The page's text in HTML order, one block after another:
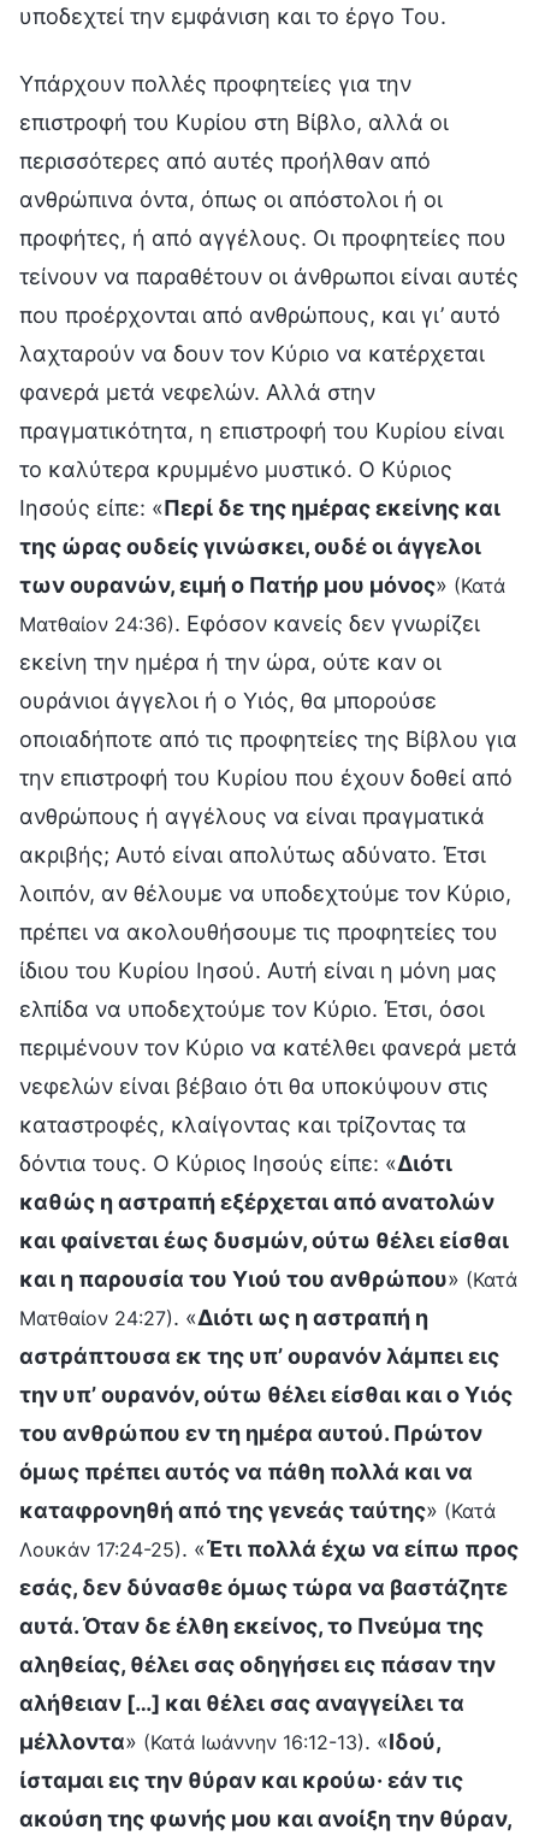
υποδεχτεί την εμφάνιση και το έργο Του.
Υπάρχουν πολλές προφητείες για την
επιστροφή του Κυρίου στη Βίβλο, αλλά οι
περισσότερες από αυτές προήλθαν από
ανθρώπινα όντα, όπως οι απόστολοι ή οι
προφήτες, ή από αγγέλους. Οι προφητείες που
τείνουν να παραθέτουν οι άνθρωποι είναι αυτές
που προέρχονται από ανθρώπους, και γι’ αυτό
λαχταρούν να δουν τον Κύριο να κατέρχεται
φανερά μετά νεφελών. Αλλά στην
πραγματικότητα, η επιστροφή του Κυρίου είναι
το καλύτερα κρυμμένο μυστικό. Ο Κύριος
Ιησούς είπε: «Περί δε της ημέρας εκείνης και
της ώρας ουδείς γινώσκει, ουδέ οι άγγελοι
των ουρανών, ειμή ο Πατήρ μου μόνος» (Κατά
Ματθαίον 24:36). Εφόσον κανείς δεν γνωρίζει
εκείνη την ημέρα ή την ώρα, ούτε καν οι
ουράνιοι άγγελοι ή ο Υιός, θα μπορούσε
οποιαδήποτε από τις προφητείες της Βίβλου για
την επιστροφή του Κυρίου που έχουν δοθεί από
ανθρώπους ή αγγέλους να είναι πραγματικά
ακριβής; Αυτό είναι απολύτως αδύνατο. Έτσι
λοιπόν, αν θέλουμε να υποδεχτούμε τον Κύριο,
πρέπει να ακολουθήσουμε τις προφητείες του
ίδιου του Κυρίου Ιησού. Αυτή είναι η μόνη μας
ελπίδα να υποδεχτούμε τον Κύριο. Έτσι, όσοι
περιμένουν τον Κύριο να κατέλθει φανερά μετά
νεφελών είναι βέβαιο ότι θα υποκύψουν στις
καταστροφές, κλαίγοντας και τρίζοντας τα
δόντια τους. Ο Κύριος Ιησούς είπε: «Διότι
καθώς η αστραπή εξέρχεται από ανατολών
και φαίνεται έως δυσμών, ούτω θέλει είσθαι
και η παρουσία του Υιού του ανθρώπου» (Κατά
Ματθαίον 24:27). «Διότι ως η αστραπή η
αστράπτουσα εκ της υπ’ ουρανόν λάμπει εις
την υπ’ ουρανόν, ούτω θέλει είσθαι και ο Υιός
του ανθρώπου εν τη ημέρα αυτού. Πρώτον
όμως πρέπει αυτός να πάθη πολλά και να
καταφρονηθή από της γενεάς ταύτης» (Κατά
Λουκάν 17:24-25). «Έτι πολλά έχω να είπω προς
εσάς, δεν δύνασθε όμως τώρα να βαστάζητε
αυτά. Όταν δε έλθη εκείνος, το Πνεύμα της
αληθείας, θέλει σας οδηγήσει εις πάσαν την
αλήθειαν […] και θέλει σας αναγγείλει τα
μέλλοντα» (Κατά Ιωάννην 16:12-13). «Ιδού,
ίσταμαι εις την θύραν και κρούω· εάν τις
ακούση της φωνής μου και ανοίξη την θύραν,